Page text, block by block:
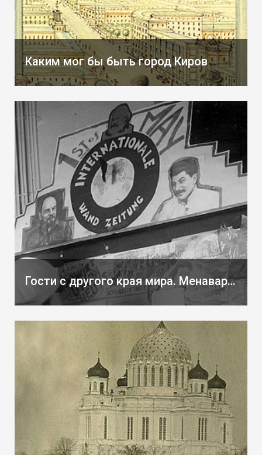
Каким мог бы быть город Киров
Гости с другого края мира. Менавар, Тао и неистовый Вильзен.